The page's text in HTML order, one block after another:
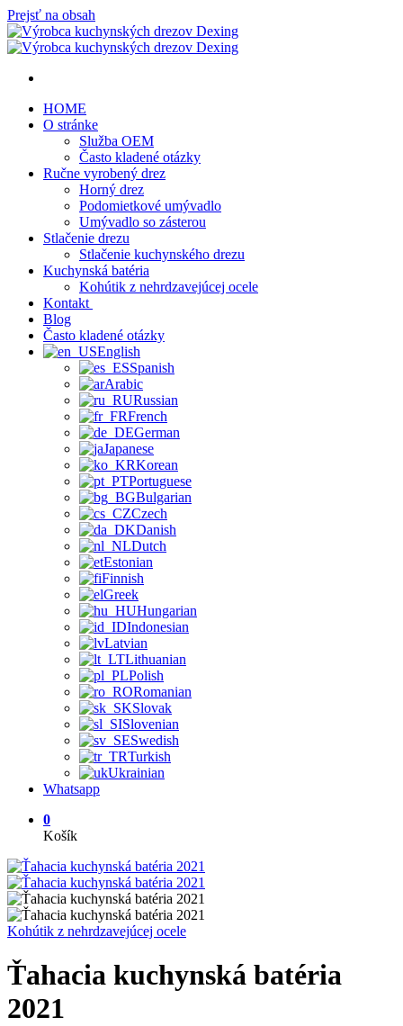
Prejsť na obsah
HOME
O stránke
Služba OEM
Často kladené otázky
Ručne vyrobený drez
Horný drez
Podomietkové umývadlo
Umývadlo so zásterou
Stlačenie drezu
Stlačenie kuchynského drezu
Kuchynská batéria
Kohútik z nehrdzavejúcej ocele
Kontakt
Blog
Často kladené otázky
English
Spanish
Arabic
Russian
French
German
Japanese
Korean
Portuguese
Bulgarian
Czech
Danish
Dutch
Estonian
Finnish
Greek
Hungarian
Indonesian
Latvian
Lithuanian
Polish
Romanian
Slovak
Slovenian
Swedish
Turkish
Ukrainian
Whatsapp
0
Košík
Kohútik z nehrdzavejúcej ocele
Ťahacia kuchynská batéria
2021